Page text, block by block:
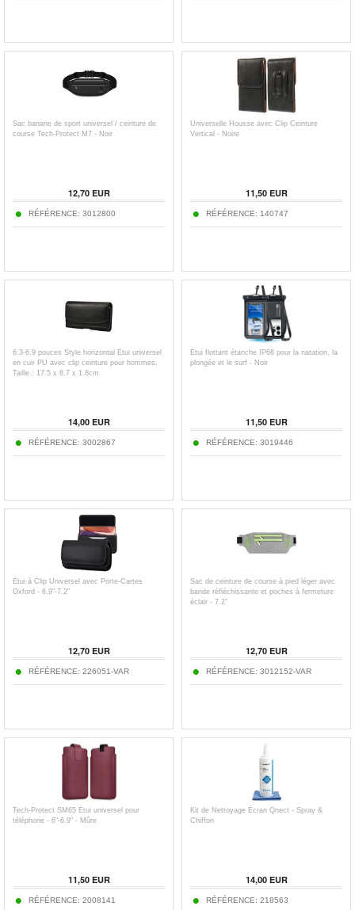
Sac banane de sport universel / ceinture de
course Tech-Protect M7 - Noir
12,70EUR
RÉFÉRENCE: 3012800
Universelle Housse avec Clip Ceinture
Vertical - Noire
11,50EUR
RÉFÉRENCE: 140747
6.3-6.9 pouces Style horizontal Étui universel
en cuir PU avec clip ceinture pour hommes,
Taille : 17.5 x 8.7 x 1.8cm
14,00EUR
RÉFÉRENCE: 3002867
Étui flottant étanche IP68 pour la natation, la
plongée et le surf - Noir
11,50EUR
RÉFÉRENCE: 3019446
Étui à Clip Universel avec Porte-Cartes
Oxford - 6.9"-7.2"
12,70EUR
RÉFÉRENCE: 226051-VAR
Sac de ceinture de course à pied léger avec
bande réfléchissante et poches à fermeture
éclair - 7.2"
12,70EUR
RÉFÉRENCE: 3012152-VAR
Tech-Protect SM65 Étui universel pour
téléphone - 6"-6.9" - Mûre
11,50EUR
RÉFÉRENCE: 2008141
Kit de Nettoyage Écran Qnect - Spray &
Chiffon
14,00EUR
RÉFÉRENCE: 218563